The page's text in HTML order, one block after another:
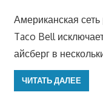
Американская
Taco Bell
айсберг в
ЧИТАТЬ ДАЛЕЕ